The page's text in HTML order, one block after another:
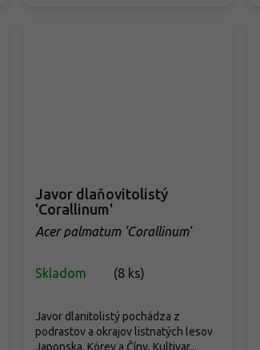
Javor dlaňovitolistý
'Corallinum'
Acer palmatum 'Corallinum'
Skladom (8 ks)
Javor dlanitolistý pochádza z
podrastov a okrajov listnatých lesov
Japonska, Kórey a Číny. Kultivar...